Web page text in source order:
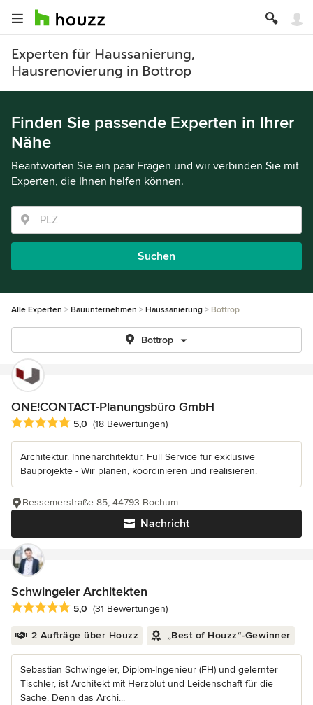
Experten für Haussanierung,
Hausrenovierung in Bottrop
Finden Sie passende Experten in Ihrer
Nähe
Beantworten Sie ein paar Fragen und wir verbinden Sie mit
Experten, die Ihnen helfen können.
Suchen
Alle Experten Bauunternehmen Haussanierung Bottrop
Bottrop
ONE!CONTACT-Planungsbüro GmbH
Durchschnittliche Bewertung: 5 von 5 Sternen
5,0 (18 Bewertungen)
Architektur. Innenarchitektur. Full Service für exklusive
Bauprojekte - Wir planen, koordinieren und realisieren.
Nachricht
Bessemerstraße 85, 44793 Bochum
Schwingeler Architekten
Durchschnittliche Bewertung: 5 von 5 Sternen
5,0 (31 Bewertungen)
2 Aufträge über Houzz „Best of Houzz“-Gewinner
Sebastian Schwingeler, Diplom-Ingenieur (FH) und gelernter
Tischler, ist Architekt mit Herzblut und Leidenschaft für die
Sache. Denn das Archi...